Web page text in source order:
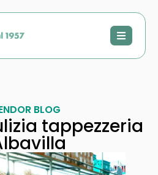
BLOG
tappezzeria